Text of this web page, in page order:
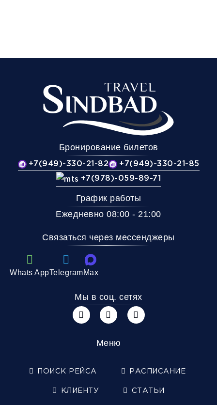
Бронирование билетов
+7(949)-330-21-82
+7(949)-330-21-85
+7(978)-059-89-71
График работы
Ежедневно 08:00 - 21:00
Связаться через мессенджеры
Whats AppTelegramMax
Мы в соц. сетях
Меню
ПОИСК РЕЙСА РАСПИСАНИЕ
КЛИЕНТУ СТАТЬИ